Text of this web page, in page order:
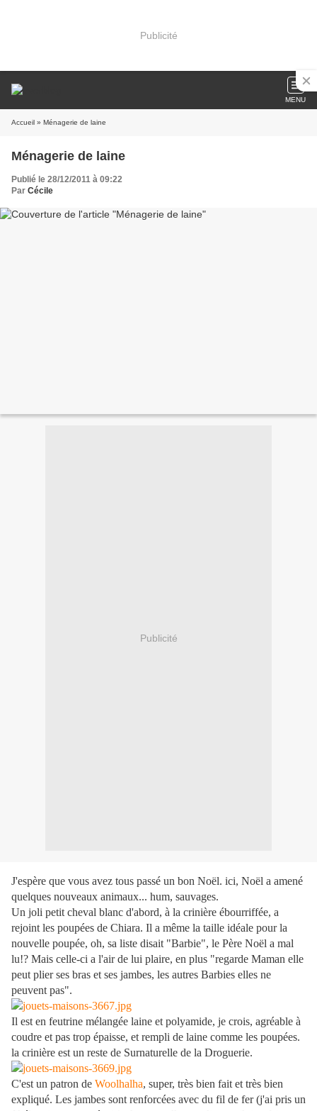
Publicité
MENU
Accueil » Ménagerie de laine
Ménagerie de laine
Publié le 28/12/2011 à 09:22
Par Cécile
Publicité
J'espère que vous avez tous passé un bon Noël. ici, Noël a amené
quelques nouveaux animaux... hum, sauvages.
Un joli petit cheval blanc d'abord, à la crinière ébourriffée, a
rejoint les poupées de Chiara. Il a même la taille idéale pour la
nouvelle poupée, oh, sa liste disait "Barbie", le Père Noël a mal
lu!? Mais celle-ci a l'air de lui plaire, en plus "regarde Maman elle
peut plier ses bras et ses jambes, les autres Barbies elles ne
peuvent pas".
Il est en feutrine mélangée laine et polyamide, je crois, agréable à
coudre et pas trop épaisse, et rempli de laine comme les poupées.
la crinière est un reste de Surnaturelle de la Droguerie.
C'est un patron de Woolhalha, super, très bien fait et très bien
expliqué. Les jambes sont renforcées avec du fil de fer (j'ai pris un